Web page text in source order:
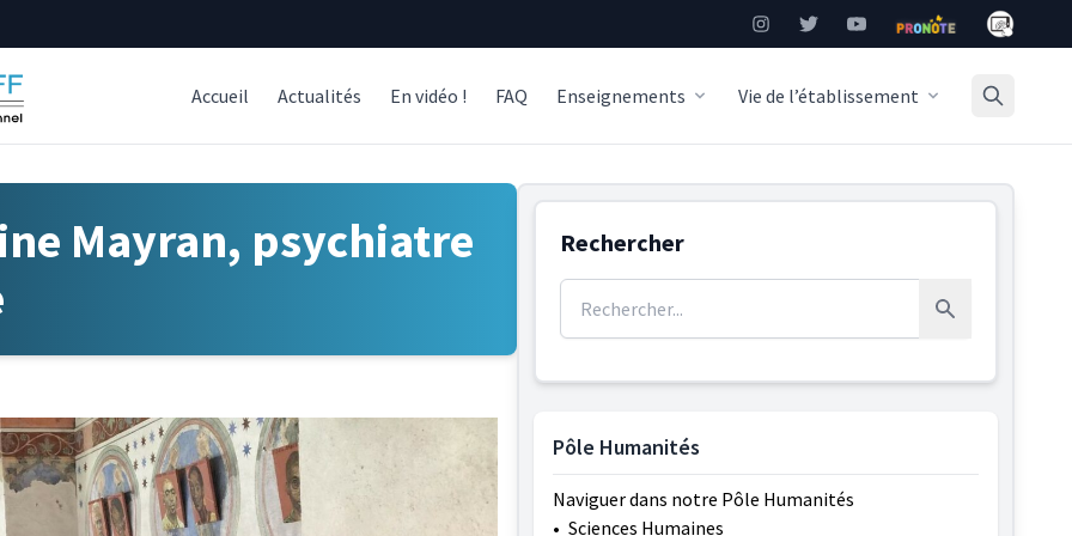
InstagramTwitterYouTubePronote Mon
Accueil Actualités En vidéo ! FAQ Enseignements Vie de l’établissement
Mayran, psychiatre
Rechercher
Rechercher
Pôle Humanités
Naviguer dans notre Pôle Humanités
• Sciences Humaines